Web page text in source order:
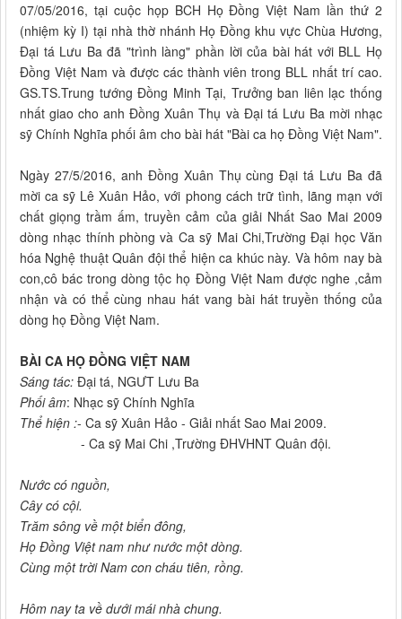
07/05/2016, tại cuộc họp BCH Họ Đồng Việt Nam lần thứ 2
(nhiệm kỳ I) tại nhà thờ nhánh Họ Đồng khu vực Chùa Hương,
Đại tá Lưu Ba đã "trình làng" phần lời của bài hát với BLL Họ
Đồng Việt Nam và được các thành viên trong BLL nhất trí cao.
GS.TS.Trung tướng Đồng Minh Tại, Trưởng ban liên lạc thống
nhất giao cho anh Đồng Xuân Thụ và Đại tá Lưu Ba mời nhạc
sỹ Chính Nghĩa phối âm cho bài hát "Bài ca họ Đồng Việt Nam".
Ngày 27/5/2016, anh Đồng Xuân Thụ cùng Đại tá Lưu Ba đã
mời ca sỹ Lê Xuân Hảo, với phong cách trữ tình, lãng mạn với
chất giọng trầm ấm, truyền cảm của giải Nhất Sao Mai 2009
dòng nhạc thính phòng và Ca sỹ Mai Chi,Trường Đại học Văn
hóa Nghệ thuật Quân đội thể hiện ca khúc này. Và hôm nay bà
con,cô bác trong dòng tộc họ Đồng Việt Nam được nghe ,cảm
nhận và có thể cùng nhau hát vang bài hát truyền thống của
dòng họ Đồng Việt Nam.
BÀI CA HỌ ĐỒNG VIỆT NAM
Sáng tác: Đại tá, NGƯT Lưu Ba
Phối âm: Nhạc sỹ Chính Nghĩa
Thể hiện :- Ca sỹ Xuân Hảo - Giải nhất Sao Mai 2009.
- Ca sỹ Mai Chi ,Trường ĐHVHNT Quân đội.
Nước có nguồn,
Cây có cội.
Trăm sông về một biển đông,
Họ Đồng Việt nam như nước một dòng.
Cùng một trời Nam con cháu tiên, rồng.
Hôm nay ta về dưới mái nhà chung.